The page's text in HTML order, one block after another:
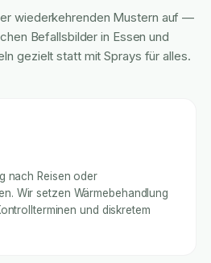
wiederkehrenden Mustern auf —
Befallsbilder in Essen und
gezielt statt mit Sprays für alles.
nach Reisen oder
Wir setzen Wärmebehandlung
und diskretem